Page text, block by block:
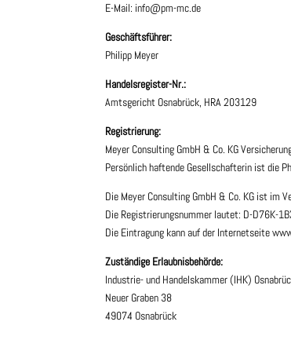
E-Mail: info@pm-mc.de
Geschäftsführer:
Philipp Meyer
Handelsregister-Nr.:
Amtsgericht Osnabrück, HRA 203129
Registrierung:
Meyer Consulting GmbH & Co. KG
Persönlich haftende Gesellschafterin ist die
Die Meyer Consulting GmbH & Co. KG ist im
Die Registrierungsnummer lautet: D-D76K-
Die Eintragung kann auf der Internetseite
Zuständige Erlaubnisbehörde:
Industrie- und Handelskammer (IHK)
Neuer Graben 38
49074 Osnabrück